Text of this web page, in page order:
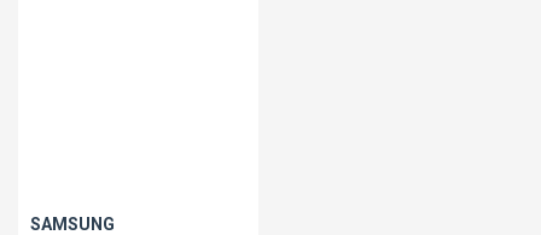
SAMSUNG